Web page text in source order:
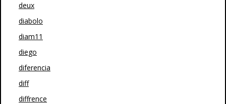
deux
diabolo
diam11
diego
diferencia
diff
diffrence